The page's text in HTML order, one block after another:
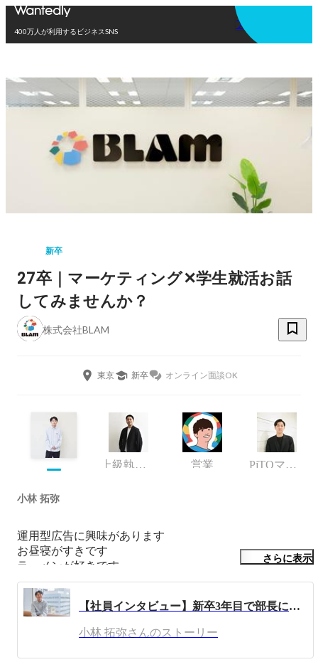
400万人が利用するビジネスSNS
アプリを使う
新卒
27卒｜マーケティング✕学生就活お話
してみませんか？
株式会社BLAM
東京 新卒 オンライン面談OK
上級執行役員 CSO 営業 PjTOマーケティング部 リーダー
小林 拓弥
運用型広告に興味があります
お昼寝がすきです
ラーメンが好きです
仕事を好きになれる仕事をしてます
さらに表示
【社員インタビュー】新卒3年目で部長に抜擢！活躍する秘訣、大事にしていることは？
小林 拓弥さんのストーリー